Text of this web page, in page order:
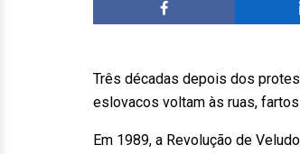
Três décadas depois dos
eslovacos voltam às ruas,
Em 1989, a Revolução de